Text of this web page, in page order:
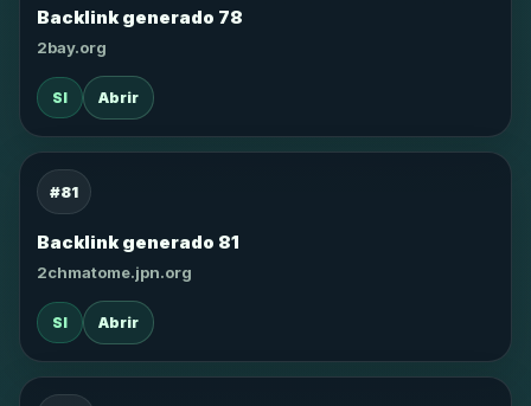
Backlink generado 78
2bay.org
SI Abrir
#81
Backlink generado 81
2chmatome.jpn.org
SI Abrir